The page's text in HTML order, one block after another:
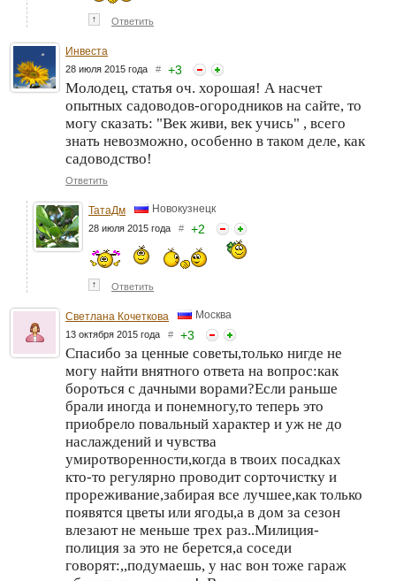
↑ Ответить
Инвеста
28 июля 2015 года # +3
Молодец, статья оч. хорошая! А насчет
опытных садоводов-огородников на сайте, то
могу сказать: "Век живи, век учись" , всего
знать невозможно, особенно в таком деле, как
садоводство!
Ответить
ТатаДм Новокузнецк
28 июля 2015 года # +2
↑ Ответить
Светлана Кочеткова Москва
13 октября 2015 года # +3
Спасибо за ценные советы,только нигде не
могу найти внятного ответа на вопрос:как
бороться с дачными ворами?Если раньше
брали иногда и понемногу,то теперь это
приобрело повальный характер и уж не до
наслаждений и чувства
умиротворенности,когда в твоих посадках
кто-то регулярно проводит сорточистку и
прореживание,забирая все лучшее,как только
появятся цветы или ягоды,а в дом за сезон
влезают не меньше трех раз..Милиция-
полиция за это не берется,а соседи
говорят:,,подумаешь, у нас вон тоже гараж